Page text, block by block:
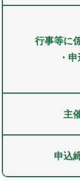
行事等に
・
主
申込